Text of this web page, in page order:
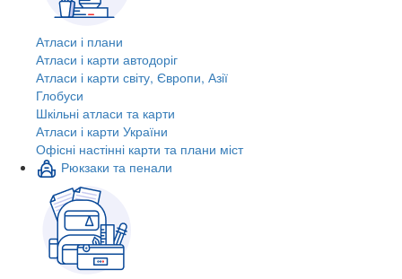
Атласи і плани
Атласи і карти автодоріг
Атласи і карти світу, Європи, Азії
Глобуси
Шкільні атласи та карти
Атласи і карти України
Офісні настінні карти та плани міст
Рюкзаки та пенали